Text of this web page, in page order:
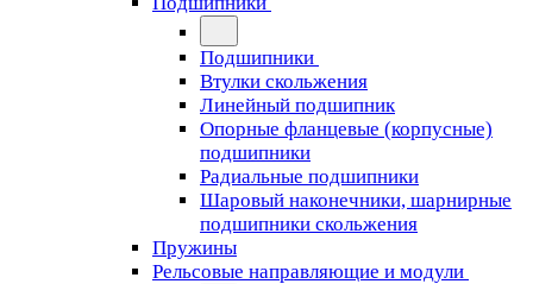
Подшипники
Втулки скольжения
Линейный подшипник
Опорные фланцевые (корпусные)
подшипники
Радиальные подшипники
Шаровый наконечники, шарнирные
подшипники скольжения
Пружины
Рельсовые направляющие и модули